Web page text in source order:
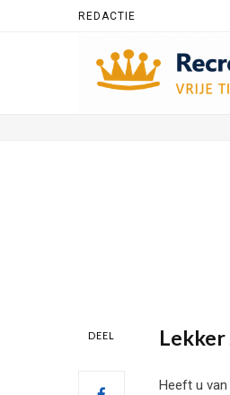
REDACTIE
DEEL Lekker
Heeft u